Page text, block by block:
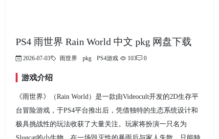
PS4 雨世界 Rain World 中文 pkg 网盘下载
2026-07-03 雨世界 pkg PS4游戏 103 0
游戏介绍
《雨世界》（Rain World）是一款由Videocult开发的2D生存平
台冒险游戏，于PS4平台推出后，凭借独特的生态系统设计和
极具挑战性的玩法收获了大量关注。玩家将扮演一只名为